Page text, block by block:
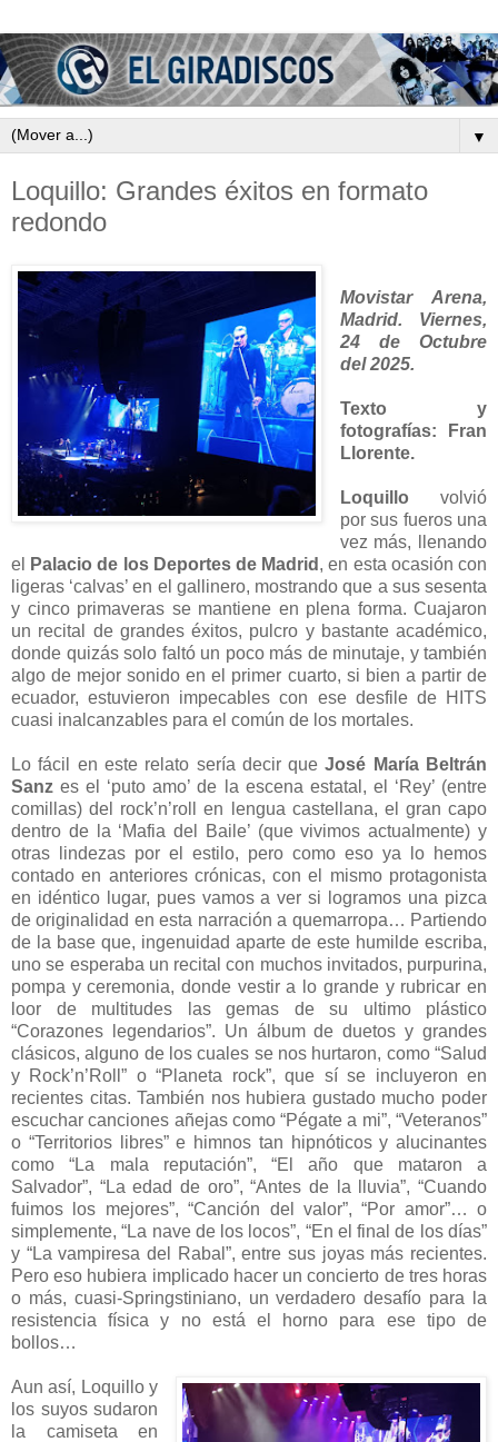
▼
Loquillo: Grandes éxitos en formato
redondo
Movistar Arena,
Madrid. Viernes,
24 de Octubre
del 2025.
Texto y
fotografías: Fran
Llorente.
Loquillo volvió
por sus fueros una
vez más, llenando
el
Palacio de los Deportes de Madrid , en esta ocasión con
ligeras ‘calvas’ en el gallinero, mostrando que a sus sesenta
y cinco primaveras se mantiene en plena forma. Cuajaron
un recital de grandes éxitos, pulcro y bastante académico,
donde quizás solo faltó un poco más de minutaje, y también
algo de mejor sonido en el primer cuarto, si bien a partir de
ecuador, estuvieron impecables con ese desfile de HITS
cuasi inalcanzables para el común de los mortales.
Lo fácil en este relato sería decir queJosé María Beltrán
Sanzes el ‘puto amo’ de la escena estatal, el ‘Rey’ (entre
comillas) del rock’n’roll en lengua castellana, el gran capo
dentro de la ‘Mafia del Baile’ (que vivimos actualmente) y
otras lindezas por el estilo, pero como eso ya lo hemos
contado en anteriores crónicas, con el mismo protagonista
en idéntico lugar, pues vamos a ver si logramos una pizca
de originalidad en esta narración a quemarropa… Partiendo
de la base que, ingenuidad aparte de este humilde escriba,
uno se esperaba un recital con muchos invitados, purpurina,
pompa y ceremonia, donde vestir a lo grande y rubricar en
loor de multitudes las gemas de su ultimo plástico
“Corazones legendarios”. Un álbum de duetos y grandes
clásicos, alguno de los cuales se nos hurtaron, como “Salud
y Rock’n’Roll” o “Planeta rock”, que sí se incluyeron en
recientes citas. También nos hubiera gustado mucho poder
escuchar canciones añejas como “Pégate a mi”, “Veteranos”
o “Territorios libres” e himnos tan hipnóticos y alucinantes
como “La mala reputación”, “El año que mataron a
Salvador”, “La edad de oro”, “Antes de la lluvia”, “Cuando
fuimos los mejores”, “Canción del valor”, “Por amor”… o
simplemente, “La nave de los locos”, “En el final de los días”
y “La vampiresa del Rabal”, entre sus joyas más recientes.
Pero eso hubiera implicado hacer un concierto de tres horas
o más, cuasi-Springstiniano, un verdadero desafío para la
resistencia física y no está el horno para ese tipo de
bollos…
Aun así, Loquillo y
los suyos sudaron
la camiseta en